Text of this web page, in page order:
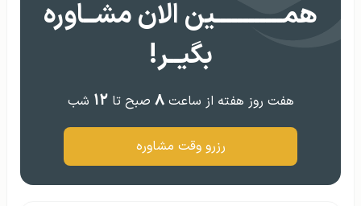
همــــــــــــین الان مشــاوره
بگیــر!
هفت روز هفته از ساعت۸ صبح تا۱۲ شب
رزرو وقت مشاوره